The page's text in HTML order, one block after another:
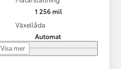
1 256 mil
Växellåda
Automat
Visa mer